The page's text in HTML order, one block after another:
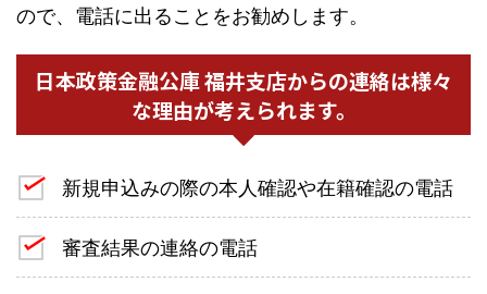
ので、電話に出ることをお勧めします。
日本政策金融公庫 福井支店からの連絡は様々
な理由が考えられます。
新規申込みの際の本人確認や在籍確認の電話
審査結果の連絡の電話